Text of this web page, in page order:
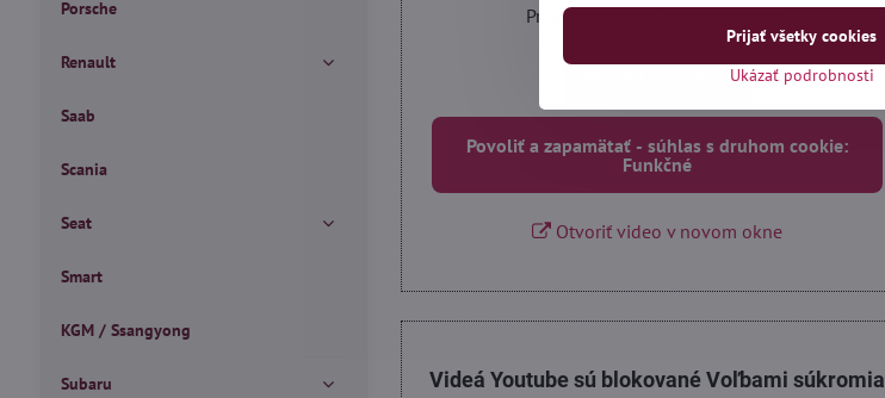
Prajete si načítať Youtube video?
Povoliť a zapamätať - súhlas s druhom cookie:
Funkčné
Otvoriť video v novom okne
Videá Youtube sú blokované Voľbami súkromia
Porsche
Renault
Saab
Scania
Seat
Smart
KGM / Ssangyong
Subaru
Ukázať podrobnosti
Prijať všetky cookies